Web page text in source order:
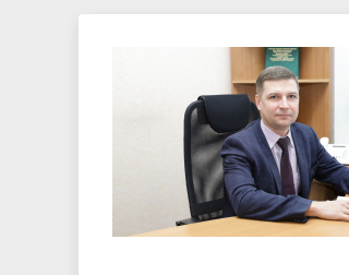
Порядок обжалования